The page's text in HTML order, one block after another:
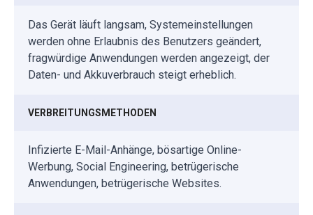
Das Gerät läuft langsam, Systemeinstellungen
werden ohne Erlaubnis des Benutzers geändert,
fragwürdige Anwendungen werden angezeigt, der
Daten- und Akkuverbrauch steigt erheblich.
VERBREITUNGSMETHODEN
Infizierte E-Mail-Anhänge, bösartige Online-
Werbung, Social Engineering, betrügerische
Anwendungen, betrügerische Websites.